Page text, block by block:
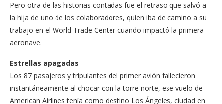
Pero otra de las historias contadas fue el retraso que salvó a
la hija de uno de los colaboradores, quien iba de camino a su
trabajo en el World Trade Center cuando impactó la primera
aeronave.
Estrellas apagadas
Los 87 pasajeros y tripulantes del primer avión fallecieron
instantáneamente al chocar con la torre norte, ese vuelo de
American Airlines tenía como destino Los Ángeles, ciudad en